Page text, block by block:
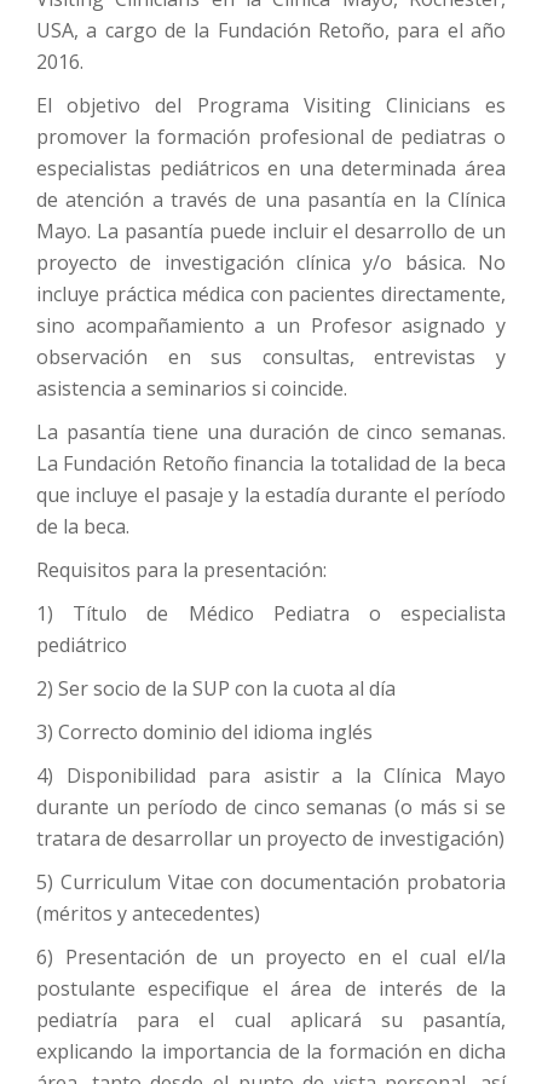
USA, a cargo de la Fundación Retoño, para el año
2016.
El objetivo del Programa Visiting Clinicians es
promover la formación profesional de pediatras o
especialistas pediátricos en una determinada área
de atención a través de una pasantía en la Clínica
Mayo. La pasantía puede incluir el desarrollo de un
proyecto de investigación clínica y/o básica. No
incluye práctica médica con pacientes directamente,
sino acompañamiento a un Profesor asignado y
observación en sus consultas, entrevistas y
asistencia a seminarios si coincide.
La pasantía tiene una duración de cinco semanas.
La Fundación Retoño financia la totalidad de la beca
que incluye el pasaje y la estadía durante el período
de la beca.
Requisitos para la presentación:
1) Título de Médico Pediatra o especialista
pediátrico
2) Ser socio de la SUP con la cuota al día
3) Correcto dominio del idioma inglés
4) Disponibilidad para asistir a la Clínica Mayo
durante un período de cinco semanas (o más si se
tratara de desarrollar un proyecto de investigación)
5) Curriculum Vitae con documentación probatoria
(méritos y antecedentes)
6) Presentación de un proyecto en el cual el/la
postulante especifique el área de interés de la
pediatría para el cual aplicará su pasantía,
explicando la importancia de la formación en dicha